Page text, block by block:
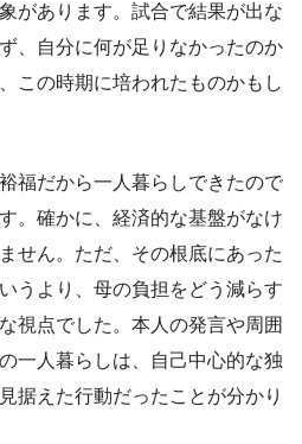
があります。試合で結果が出な
、自分に何が足りなかったのか
この時期に培われたものかもし
福だから一人暮らしできたので
。確かに、経済的な基盤がなけ
せん。ただ、その根底にあった
うより、母の負担をどう減らす
視点でした。本人の発言や周囲
一人暮らしは、自己中心的な独
据えた行動だったことが分かり